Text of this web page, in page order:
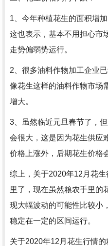
1、今年种植花生的面积增
这也表示，基本不用担心市
走势偏弱势运行。
2、很多油料作物加工企业
像花生这样的油料作物市场
增大。
3、虽然临近元旦春节了，
会很大，这是因为花生供应
价格上涨外，后期花生价格
综上，关于2020年12月花
里了，现在虽然粮农手里的
现大幅波动的可能性比较小
稳定在一定的区间运行。
关于2020年12月花生行情